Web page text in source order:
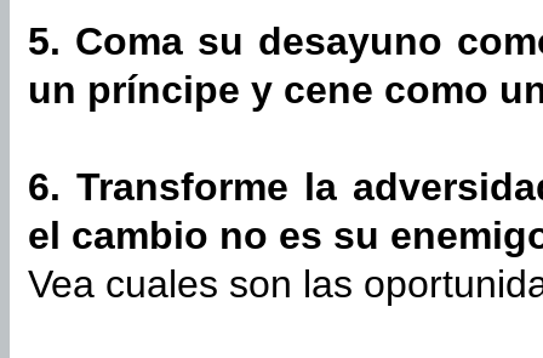
5. Coma su desayuno
un príncipe y cene como
6. Transforme la
el cambio no es su
Vea cuales son las